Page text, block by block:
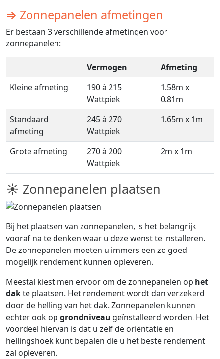
⇒ Zonnepanelen afmetingen
Er bestaan 3 verschillende afmetingen voor
zonnepanelen:
Vermogen
Afmeting
Kleine afmeting
190 à 215
Wattpiek
1.58m x
0.81m
Standaard
afmeting
245 à 270
Wattpiek
1.65m x 1m
Grote afmeting
270 à 200
Wattpiek
2m x 1m
☀ Zonnepanelen plaatsen
Bij het plaatsen van zonnepanelen, is het belangrijk
vooraf na te denken waar u deze wenst te installeren.
De zonnepanelen moeten u immers een zo goed
mogelijk rendement kunnen opleveren.
Meestal kiest men ervoor om de zonnepanelen op het
dakte plaatsen. Het rendement wordt dan verzekerd
door de helling van het dak. Zonnepanelen kunnen
echter ook op grondniveau geïnstalleerd worden. Het
voordeel hiervan is dat u zelf de oriëntatie en
hellingshoek kunt bepalen die u het beste rendement
zal opleveren.